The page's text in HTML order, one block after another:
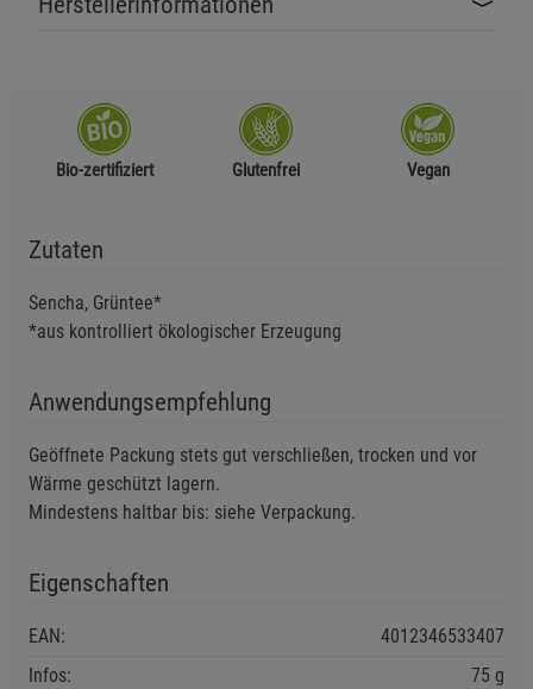
Bio-zertifiziert Glutenfrei Vegan
Zutaten
Sencha, Grüntee*
*aus kontrolliert ökologischer Erzeugung
Anwendungsempfehlung
Geöffnete Packung stets gut verschließen, trocken und vor
Wärme geschützt lagern.
Mindestens haltbar bis: siehe Verpackung.
Eigenschaften
EAN:
4012346533407
Infos:
75 g